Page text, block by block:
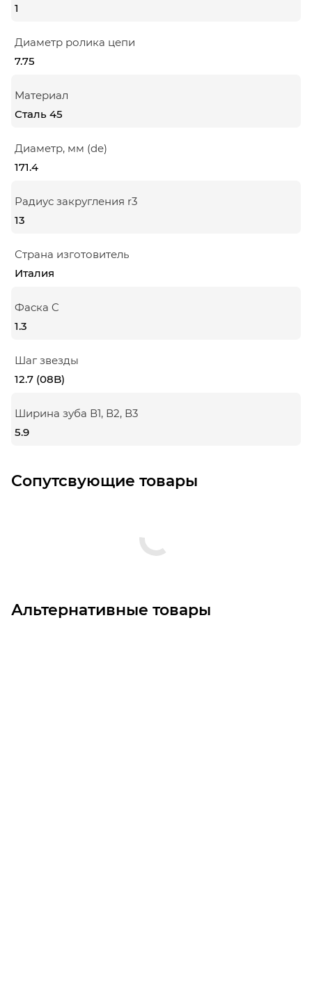
1
Диаметр ролика цепи
7.75
Материал
Сталь 45
Диаметр, мм (de)
171.4
Радиус закругления r3
13
Страна изготовитель
Италия
Фаска C
1.3
Шаг звезды
12.7 (08B)
Ширина зуба В1, В2, В3
5.9
Сопутсвующие товары
Альтернативные товары